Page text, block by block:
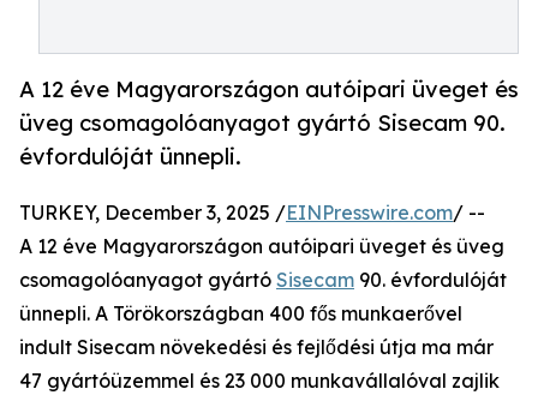
A 12 éve Magyarországon autóipari üveget és
üveg csomagolóanyagot gyártó Sisecam 90.
évfordulóját ünnepli.
TURKEY, December 3, 2025 /EINPresswire.com/ --
A 12 éve Magyarországon autóipari üveget és üveg
csomagolóanyagot gyártó Sisecam 90. évfordulóját
ünnepli. A Törökországban 400 fős munkaerővel
indult Sisecam növekedési és fejlődési útja ma már
47 gyártóüzemmel és 23 000 munkavállalóval zajlik